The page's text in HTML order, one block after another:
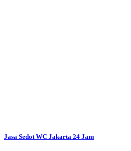
Jasa Sedot WC Jakarta 24 Jam